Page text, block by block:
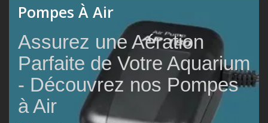
Pompes À Air
Assurez une Aération
Parfaite de Votre Aquarium
- Découvrez nos Pompes
à Air